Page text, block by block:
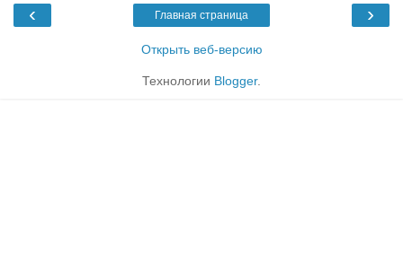
‹ ›
Главная страница
Открыть веб-версию
Технологии Blogger.